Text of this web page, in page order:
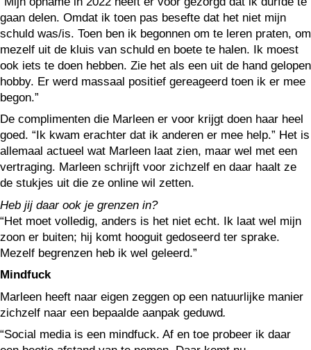
gaan delen. Omdat ik toen pas besefte dat het niet mijn
schuld was/is. Toen ben ik begonnen om te leren praten, om
mezelf uit de kluis van schuld en boete te halen. Ik moest
ook iets te doen hebben. Zie het als een uit de hand gelopen
hobby. Er werd massaal positief gereageerd toen ik er mee
begon.”
De complimenten die Marleen er voor krijgt doen haar heel
goed. “Ik kwam erachter dat ik anderen er mee help.” Het is
allemaal actueel wat Marleen laat zien, maar wel met een
vertraging. Marleen schrijft voor zichzelf en daar haalt ze
de stukjes uit die ze online wil zetten.
Heb jij daar ook je grenzen in?
“Het moet volledig, anders is het niet echt. Ik laat wel mijn
zoon er buiten; hij komt hooguit gedoseerd ter sprake.
Mezelf begrenzen heb ik wel geleerd.”
Mindfuck
Marleen heeft naar eigen zeggen op een natuurlijke manier
zichzelf naar een bepaalde aanpak geduwd.
“Social media is een mindfuck. Af en toe probeer ik daar